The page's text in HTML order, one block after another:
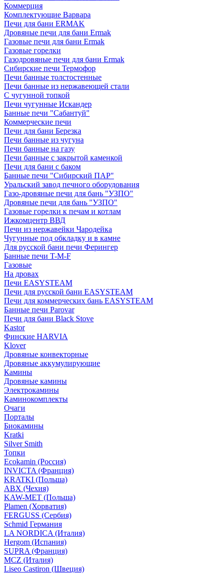
Коммерция
Комплектующие Варвара
Печи для бани ERMAK
Дровяные печи для бани Ermak
Газовые печи для бани Ermak
Газовые горелки
Газодровяные печи для бани Ermak
Сибирские печи Термофор
Печи банные толстостенные
Печи банные из нержавеющей стали
С чугунной топкой
Печи чугунные Искандер
Банные печи "Сабантуй"
Коммерческие печи
Печи для бани Березка
Печи банные из чугуна
Печи банные на газу
Печи банные с закрытой каменкой
Печи для бани с баком
Банные печи "Сибирский ПАР"
Уральский завод печного оборудования
Газо-дровяные печи для бань "УЗПО"
Дровяные печи для бань "УЗПО"
Газовые горелки к печам и котлам
Ижкомцентр ВВД
Печи из нержавейки Чародейка
Чугунные под обкладку и в камне
Для русской бани печи Ферингер
Банные печи T-M-F
Газовые
На дровах
Печи EASYSTEAM
Печи для русской бани EASYSTEAM
Печи для коммерческих бань EASYSTEAM
Банные печи Parovar
Печи для бани Black Stove
Kastor
Финские HARVIA
Klover
Дровяные конвекторные
Дровяные аккумулирующие
Камины
Дровяные камины
Электрокамины
Каминокомплекты
Очаги
Порталы
Биокамины
Kratki
Silver Smith
Топки
Ecokamin (Россия)
INVICTA (Франция)
KRATKI (Польша)
ABX (Чехия)
KAW-MET (Польша)
Plamen (Хорватия)
FERGUSS (Сербия)
Schmid Германия
LA NORDICA (Италия)
Hergom (Испания)
SUPRA (Франция)
MCZ (Италия)
Liseo Castiron (Швеция)